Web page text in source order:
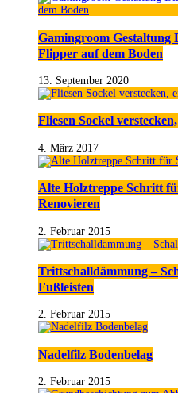
Gamingroom Gestaltung
Flipper auf dem Boden
13. September 2020
Fliesen Sockel
4. März 2017
Alte Holztreppe Schritt
Renovieren
2. Februar 2015
Trittschalldämmung –
Fußleisten
2. Februar 2015
Nadelfilz Bodenbelag
2. Februar 2015